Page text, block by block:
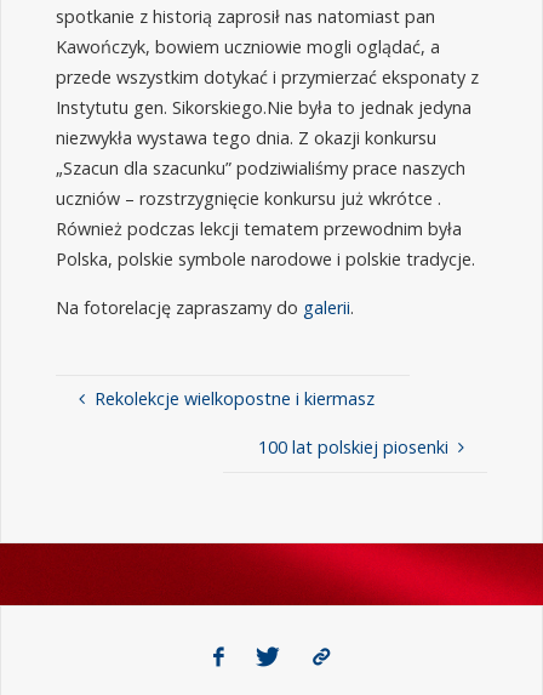
spotkanie z historią zaprosił nas natomiast pan
Kawończyk, bowiem uczniowie mogli oglądać, a
przede wszystkim dotykać i przymierzać eksponaty z
Instytutu gen. Sikorskiego.Nie była to jednak jedyna
niezwykła wystawa tego dnia. Z okazji konkursu
„Szacun dla szacunku” podziwialiśmy prace naszych
uczniów – rozstrzygnięcie konkursu już wkrótce .
Również podczas lekcji tematem przewodnim była
Polska, polskie symbole narodowe i polskie tradycje.
Na fotorelację zapraszamy do galerii.
Rekolekcje wielkopostne i kiermasz
100 lat polskiej piosenki